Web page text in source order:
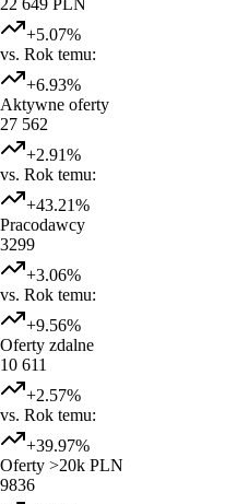
+5.07%
vs. Rok temu:
+6.93%
Aktywne oferty
27 562
+2.91%
vs. Rok temu:
+43.21%
Pracodawcy
3299
+3.06%
vs. Rok temu:
+9.56%
Oferty zdalne
10 611
+2.57%
vs. Rok temu:
+39.97%
Oferty >20k PLN
9836